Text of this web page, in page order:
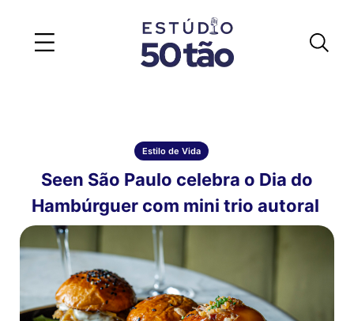
Estilo de Vida
Seen São Paulo celebra o Dia do
Hambúrguer com mini trio autoral